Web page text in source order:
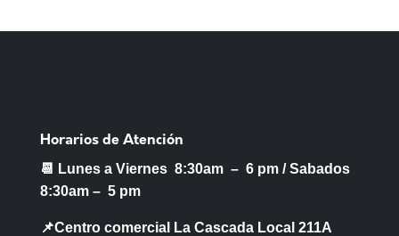
Horarios de Atención
📆 Lunes a Viernes 8:30am – 6 pm /Sabados
8:30am – 5 pm
📌Centro comercial La Cascada Local 211A